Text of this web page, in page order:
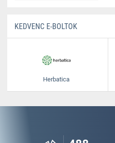
KEDVENC E-BOLTOK
Herbatica